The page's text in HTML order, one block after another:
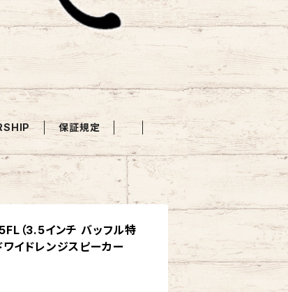
保証規定
（3.5インチ バッフル特
イドレンジスピーカー